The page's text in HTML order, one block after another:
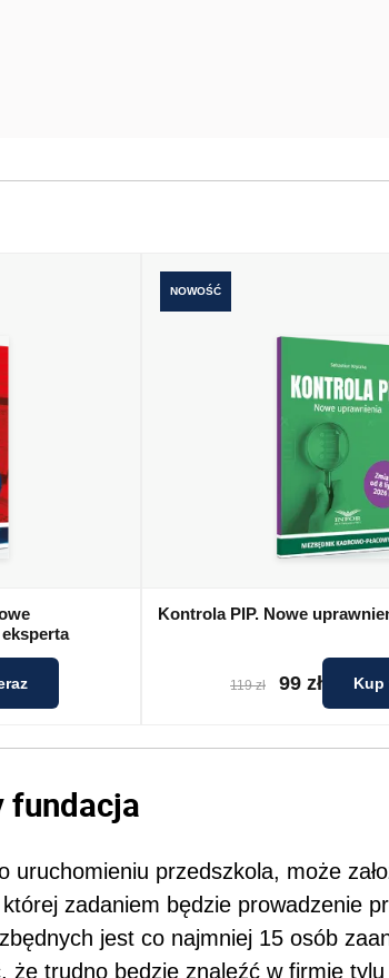
NOWOŚĆ
Kontrola PIP. Nowe
119 zł 99 zł Kup
fundacja
uruchomieniu przedszkola, może
zadaniem będzie prowadzenie
jest co najmniej 15 osób
że trudno będzie znaleźć w firmie